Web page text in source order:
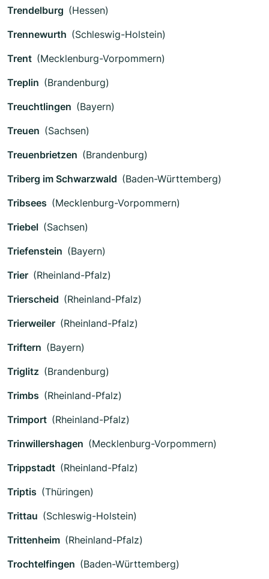
Trendelburg (Hessen)
Trennewurth (Schleswig-Holstein)
Trent (Mecklenburg-Vorpommern)
Treplin (Brandenburg)
Treuchtlingen (Bayern)
Treuen (Sachsen)
Treuenbrietzen (Brandenburg)
Triberg im Schwarzwald (Baden-Württemberg)
Tribsees (Mecklenburg-Vorpommern)
Triebel (Sachsen)
Triefenstein (Bayern)
Trier (Rheinland-Pfalz)
Trierscheid (Rheinland-Pfalz)
Trierweiler (Rheinland-Pfalz)
Triftern (Bayern)
Triglitz (Brandenburg)
Trimbs (Rheinland-Pfalz)
Trimport (Rheinland-Pfalz)
Trinwillershagen (Mecklenburg-Vorpommern)
Trippstadt (Rheinland-Pfalz)
Triptis (Thüringen)
Trittau (Schleswig-Holstein)
Trittenheim (Rheinland-Pfalz)
Trochtelfingen (Baden-Württemberg)